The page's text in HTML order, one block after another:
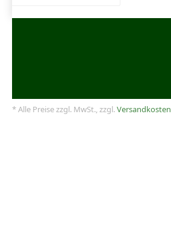
* Alle Preise zzgl. MwSt., zzgl.Versandkosten